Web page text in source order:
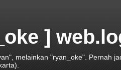
]
melainkan "ryan_oke". Pernah